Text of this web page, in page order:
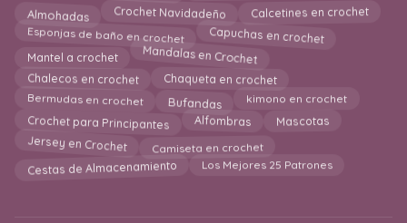
Almohadas Crochet Navidadeño Calcetines en crochet
Esponjas de baño en crochet Capuchas en crochet
Mantel a crochet Mandalas en Crochet
Chalecos en crochet Chaqueta en crochet
Bermudas en crochet Bufandas kimono en crochet
Crochet para Principantes Alfombras Mascotas
Jersey en Crochet Camiseta en crochet
Cestas de Almacenamiento Los Mejores 25 Patrones